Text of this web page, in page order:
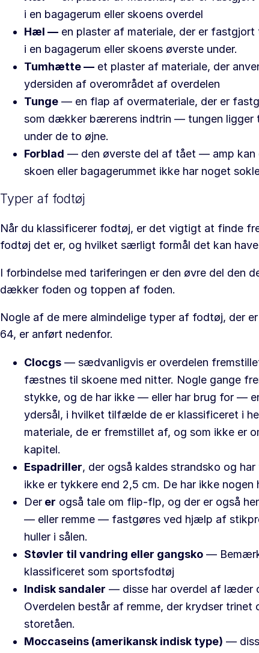
i en bagagerum eller skoens overdel
Hæl — en plaster af materiale, der er
i en bagagerum eller skoens øverste under.
Tumhætte — et plaster af materiale, der
ydersiden af overområdet af overdelen
Tunge — en flap af overmateriale, der er
som dækker bærerens indtrin — tungen ligger
under de to øjne.
Forblad — den øverste del af tået — amp kan
skoen eller bagagerummet ikke har noget
Typer af fodtøj
Når du klassificerer fodtøj, er det vigtigt at finde
fodtøj det er, og hvilket særligt formål det kan
I forbindelse med tariferingen er den øvre del den
dækker foden og toppen af foden.
Nogle af de mere almindelige typer af fodtøj, der
64, er anført nedenfor.
Clocgs — sædvanligvis er overdelen
fæstnes til skoene med nitter. Nogle gange
stykke, og de har ikke — eller har brug for —
ydersål, i hvilket tilfælde de er klassificeret i
materiale, de er fremstillet af, og som ikke er
kapitel.
Espadriller, der også kaldes strandsko og
ikke er tykkere end 2,5 cm. De har ikke nogen
Der er også tale om flip-flp, og der er også
— eller remme — fastgøres ved hjælp af
huller i sålen.
Støvler til vandring eller gangsko —
klassificeret som sportsfodtøj
Indisk sandaler — disse har overdel af læder
Overdelen består af remme, der krydser trinet
storetåen.
Moccaseins (amerikansk indisk type) —